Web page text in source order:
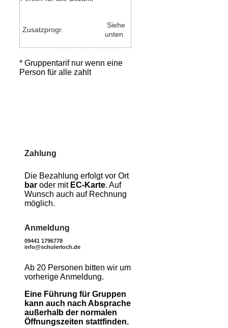
Zusatzprogr.
Siehe
unten
* Gruppentarif nur wenn eine
Person für alle zahlt
Zahlung
Die Bezahlung erfolgt vor Ort
bar oder mit EC-Karte. Auf
Wunsch auch auf Rechnung
möglich.
Anmeldung
09441 1796778
info@schulerloch.de
Ab 20 Personen bitten wir um
vorherige Anmeldung.
Eine Führung für Gruppen
kann auch nach Absprache
außerhalb der normalen
Öffnungszeiten stattfinden.